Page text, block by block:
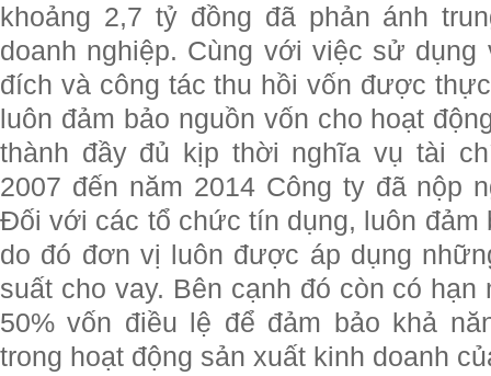
khoảng 2,7 tỷ đồng đã phản ánh
doanh nghiệp. Cùng với việc sử
đích và công tác thu hồi vốn được
luôn đảm bảo nguồn vốn cho hoạt
thành đầy đủ kịp thời nghĩa vụ tài
2007 đến năm 2014 Công ty đã nộp
Đối với các tổ chức tín dụng, luôn đảm
do đó đơn vị luôn được áp dụng
suất cho vay. Bên cạnh đó còn có
50% vốn điều lệ để đảm bảo khả
trong hoạt động sản xuất kinh doanh